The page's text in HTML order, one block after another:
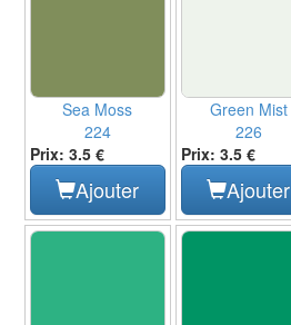
Sea Moss
224
Prix: 3.5 €
Ajouter
Green Mist
226
Prix: 3.5 €
Ajouter